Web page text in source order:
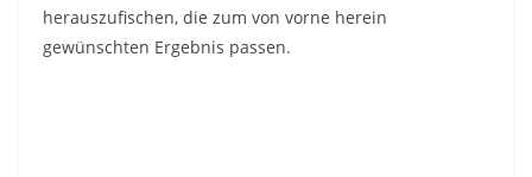
herauszufischen, die zum von vorne herein
gewünschten Ergebnis passen.